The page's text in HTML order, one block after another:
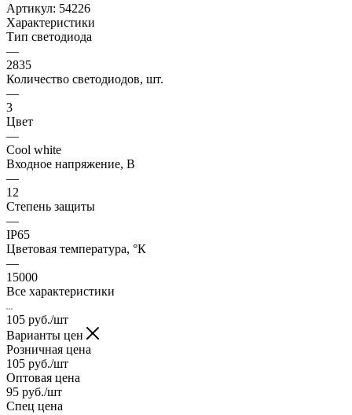
Артикул: 54226
Характеристики
Тип светодиода
—
2835
Количество светодиодов, шт.
—
3
Цвет
—
Cool white
Входное напряжение, В
—
12
Степень защиты
—
IP65
Цветовая температура, °К
—
15000
Все характеристики
105 руб./шт
Варианты цен
Розничная цена
105 руб./шт
Оптовая цена
95 руб./шт
Спец цена